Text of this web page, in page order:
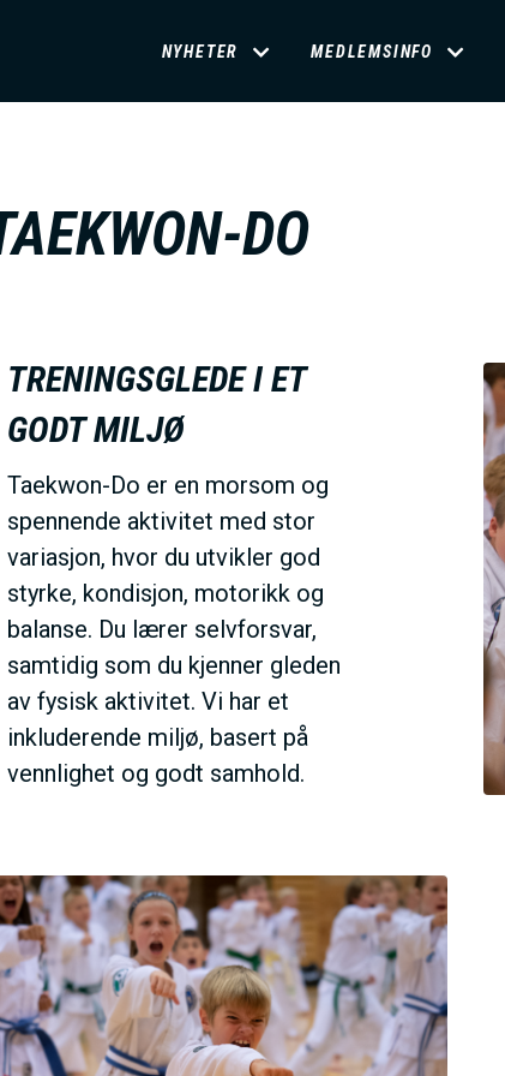
D
M
A
N
M
E
N
U
S
C
T
NYHETER MEDLEMSINFO
DO
TRENINGSGLEDE I ET
GODT MILJØ
Taekwon-Do er en morsom og
spennende aktivitet med stor
variasjon, hvor du utvikler god
styrke, kondisjon, motorikk og
balanse. Du lærer selvforsvar,
samtidig som du kjenner gleden
av fysisk aktivitet. Vi har et
inkluderende miljø, basert på
vennlighet og godt samhold.